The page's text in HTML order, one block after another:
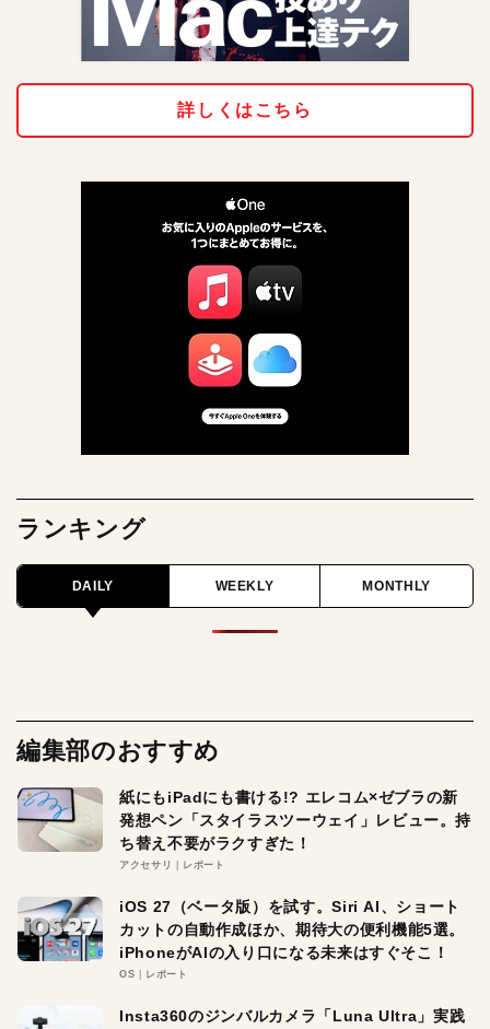
詳しくはこちら
ランキング
DAILY WEEKLY MONTHLY
編集部のおすすめ
紙にもiPadにも書ける!? エレコム×ゼブラの新
発想ペン「スタイラスツーウェイ」レビュー。持
ち替え不要がラクすぎた！
アクセサリ レポート
iOS 27（ベータ版）を試す。Siri AI、ショート
カットの自動作成ほか、期待大の便利機能5選。
iPhoneがAIの入り口になる未来はすぐそこ！
OS レポート
Insta360のジンバルカメラ「Luna Ultra」実践